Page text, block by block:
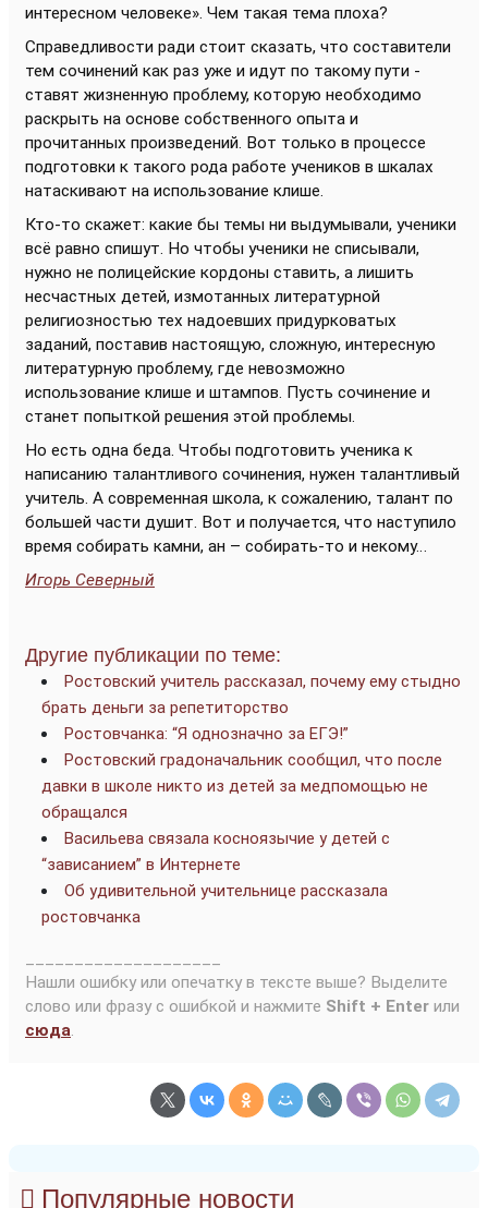
интересном человеке». Чем такая тема плоха?
Справедливости ради стоит сказать, что составители
тем сочинений как раз уже и идут по такому пути -
ставят жизненную проблему, которую необходимо
раскрыть на основе собственного опыта и
прочитанных произведений. Вот только в процессе
подготовки к такого рода работе учеников в шкалах
натаскивают на использование клише.
Кто-то скажет: какие бы темы ни выдумывали, ученики
всё равно спишут. Но чтобы ученики не списывали,
нужно не полицейские кордоны ставить, а лишить
несчастных детей, измотанных литературной
религиозностью тех надоевших придурковатых
заданий, поставив настоящую, сложную, интересную
литературную проблему, где невозможно
использование клише и штампов. Пусть сочинение и
станет попыткой решения этой проблемы.
Но есть одна беда. Чтобы подготовить ученика к
написанию талантливого сочинения, нужен талантливый
учитель. А современная школа, к сожалению, талант по
большей части душит. Вот и получается, что наступило
время собирать камни, ан – собирать-то и некому…
Игорь Северный
Другие публикации по теме:
Ростовский учитель рассказал, почему ему стыдно
брать деньги за репетиторство
Ростовчанка: “Я однозначно за ЕГЭ!”
Ростовский градоначальник сообщил, что после
давки в школе никто из детей за медпомощью не
обращался
Васильева связала косноязычие у детей с
“зависанием” в Интернете
Об удивительной учительнице рассказала
ростовчанка
Нашли ошибку или опечатку в тексте выше? Выделите
слово или фразу с ошибкой и нажмите Shift + Enter или
сюда.
Популярные новости